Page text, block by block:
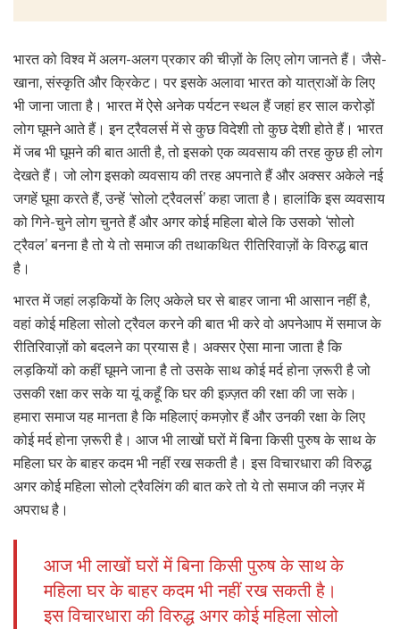
भारत को विश्व में अलग-अलग प्रकार की चीज़ों के लिए लोग जानते हैं। जैसे-
खाना, संस्कृति और क्रिकेट। पर इसके अलावा भारत को यात्राओं के लिए
भी जाना जाता है। भारत में ऐसे अनेक पर्यटन स्थल हैं जहां हर साल करोड़ों
लोग घूमने आते हैं। इन ट्रैवलर्स में से कुछ विदेशी तो कुछ देशी होते हैं। भारत
में जब भी घूमने की बात आती है, तो इसको एक व्यवसाय की तरह कुछ ही लोग
देखते हैं। जो लोग इसको व्यवसाय की तरह अपनाते हैं और अक्सर अकेले नई
जगहें घूमा करते हैं, उन्हें ‘सोलो ट्रैवलर्स’ कहा जाता है। हालांकि इस व्यवसाय
को गिने-चुने लोग चुनते हैं और अगर कोई महिला बोले कि उसको ‘सोलो
ट्रैवल’ बनना है तो ये तो समाज की तथाकथित रीतिरिवाज़ों के विरुद्ध बात
है।
भारत में जहां लड़कियों के लिए अकेले घर से बाहर जाना भी आसान नहीं है,
वहां कोई महिला सोलो ट्रैवल करने की बात भी करे वो अपनेआप में समाज के
रीतिरिवाज़ों को बदलने का प्रयास है। अक्सर ऐसा माना जाता है कि
लड़कियों को कहीं घूमने जाना है तो उसके साथ कोई मर्द होना ज़रूरी है जो
उसकी रक्षा कर सके या यूं कहूँ कि घर की इज़्ज़त की रक्षा की जा सके।
हमारा समाज यह मानता है कि महिलाएं कमज़ोर हैं और उनकी रक्षा के लिए
कोई मर्द होना ज़रूरी है। आज भी लाखों घरों में बिना किसी पुरुष के साथ के
महिला घर के बाहर कदम भी नहीं रख सकती है। इस विचारधारा की विरुद्ध
अगर कोई महिला सोलो ट्रैवलिंग की बात करे तो ये तो समाज की नज़र में
अपराध है।
आज भी लाखों घरों में बिना किसी पुरुष के साथ के
महिला घर के बाहर कदम भी नहीं रख सकती है।
इस विचारधारा की विरुद्ध अगर कोई महिला सोलो